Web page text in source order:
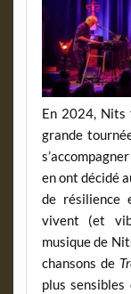
En 2024, Nits
grande
en ont décidé
de résilience
vivent (et
musique de
chansons de
plus